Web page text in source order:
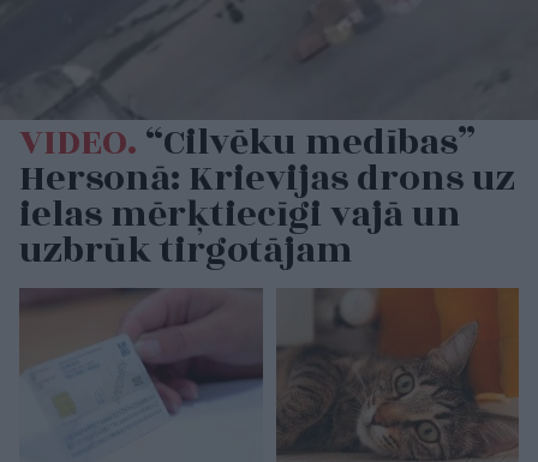
VIDEO.“Cilvēku medības”
Hersonā: Krievijas drons uz
ielas mērķtiecīgi vajā un
uzbrūk tirgotājam